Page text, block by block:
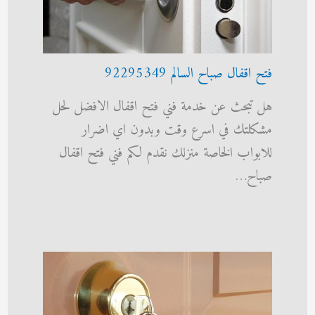
فتح اقفال صباح السالم 92295349
هل تبحث عن خدمة فني فتح اقفال الافضل لحل
مشكلتك في اسرع وقت وبدون اي اضرار
للابواب الخاصة منزلك نقدم لكم فني فتح اقفال
صباح…